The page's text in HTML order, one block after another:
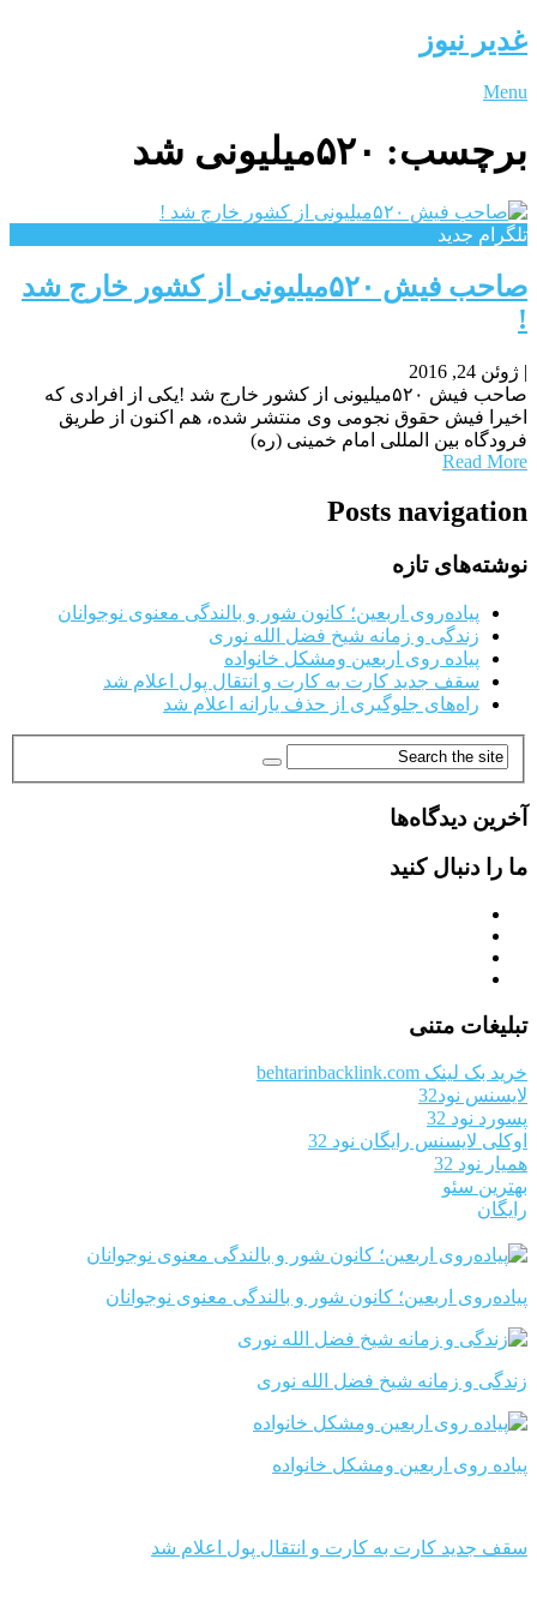
غدیر نیوز
Menu
برچسب: ۵۲۰میلیونی شد
تلگرام جدید
صاحب فیش ۵۲۰میلیونی از کشور خارج شد
!
| ژوئن 24, 2016
صاحب فیش ۵۲۰میلیونی از کشور خارج شد !یکی از افرادی که
اخیرا فیش حقوق نجومی وی منتشر شده، هم اکنون از طریق
فرودگاه بین المللی امام خمینی (ره)
Read More
Posts navigation
نوشته‌های تازه
پیاده‌روی اربعین؛ کانون شور و بالندگی معنوی نوجوانان
زندگی و زمانه شیخ فضل الله نوری
پیاده روی اربعین ومشکل خانواده
سقف جدید کارت به کارت و انتقال پول اعلام شد
راه‌های جلوگیری از حذف یارانه اعلام شد
آخرین دیدگاه‌ها
ما را دنبال کنید
تبلیغات متنی
خرید بک لینک behtarinbacklink.com
لایسنس نود32
پسورد نود 32
اوکلی لایسنس رایگان نود 32
همیار نود 32
بهترین سئو
رایگان
پیاده‌روی اربعین؛ کانون شور و بالندگی معنوی نوجوانان
زندگی و زمانه شیخ فضل الله نوری
پیاده روی اربعین ومشکل خانواده
سقف جدید کارت به کارت و انتقال پول اعلام شد